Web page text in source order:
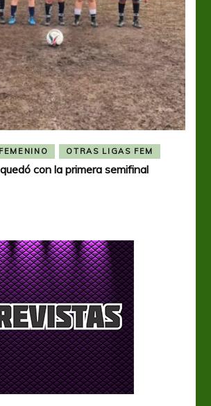
OTRAS LIGAS FEM
con la primera semifinal